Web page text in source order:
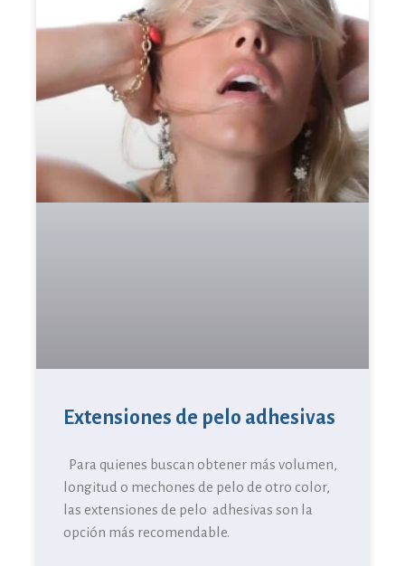
Extensiones de pelo adhesivas
Para quienes buscan obtener más volumen,
longitud o mechones de pelo de otro color,
las extensiones de pelo adhesivas son la
opción más recomendable.